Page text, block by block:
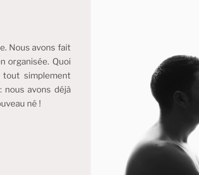
Nous avons fait
organisée. Quoi
simplement
nous avons déjà
né !